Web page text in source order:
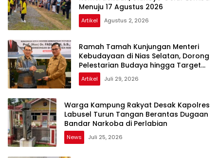
Menuju 17 Agustus 2026
Artikel Agustus 2, 2026
Ramah Tamah Kunjungan Menteri
Kebudayaan di Nias Selatan, Dorong
Pelestarian Budaya hingga Target
UNESCO
Artikel Juli 29, 2026
Warga Kampung Rakyat Desak Kapolres
Labusel Turun Tangan Berantas Dugaan
Bandar Narkoba di Perlabian
News Juli 25, 2026